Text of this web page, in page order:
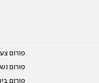
פורום
פורום
פורום